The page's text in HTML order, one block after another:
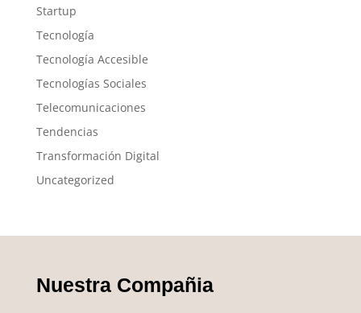
Startup
Tecnología
Tecnología Accesible
Tecnologías Sociales
Telecomunicaciones
Tendencias
Transformación Digital
Uncategorized
Nuestra Compañia